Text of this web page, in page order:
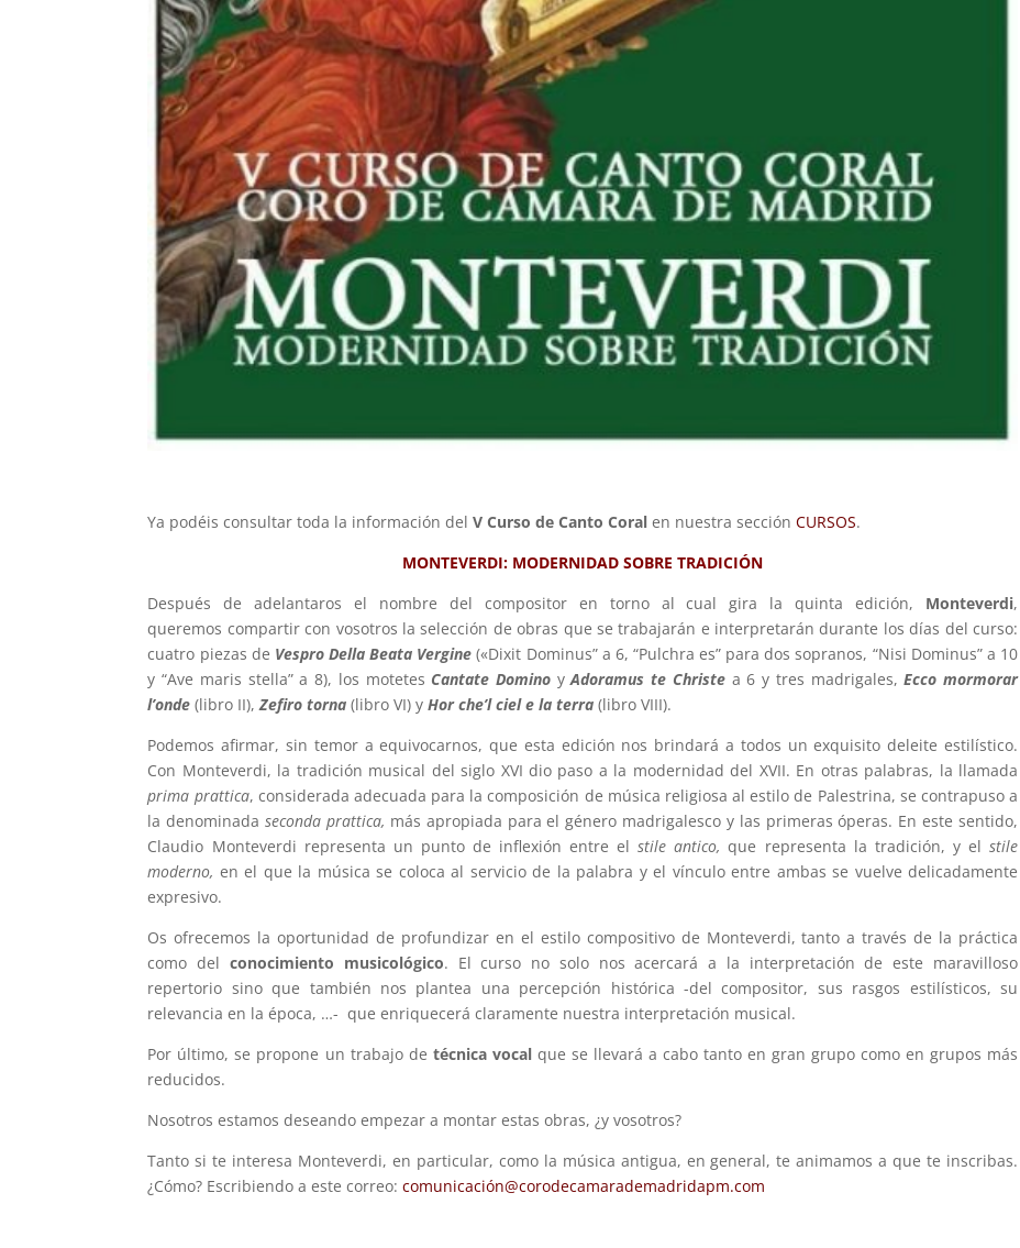
Ya podéis consultar toda la información delV Curso de Canto Coral en nuestra secciónCURSOS.
MONTEVERDI: MODERNIDAD SOBRE TRADICIÓN
Después de adelantaros el nombre del compositor en torno al cual gira la quinta edición, Monteverdi,
queremos compartir con vosotros la selección de obras que se trabajarán e interpretarán durante los días del curso:
cuatro piezas de Vespro Della Beata Vergine(«Dixit Dominus” a 6, “Pulchra es” para dos sopranos, “Nisi Dominus” a 10
y “Ave maris stella” a 8), los motetes Cantate Domino yAdoramus te Christea 6 y tres madrigales,Ecco mormorar
l’onde(libro II), Zefiro torna (libro VI) yHor che’l ciel e la terra(libro VIII).
Podemos afirmar, sin temor a equivocarnos, que esta edición nos brindará a todos un exquisito deleite estilístico.
Con Monteverdi, la tradición musical del siglo XVI dio paso a la modernidad del XVII. En otras palabras, la llamada
prima prattica, considerada adecuada para la composición de música religiosa al estilo de Palestrina, se contrapuso a
la denominadaseconda prattica, más apropiada para el género madrigalesco y las primeras óperas. En este sentido,
Claudio Monteverdi representa un punto de inflexión entre elstile antico,que representa la tradición, y elstile
moderno, en el que la música se coloca al servicio de la palabra y el vínculo entre ambas se vuelve delicadamente
expresivo.
Os ofrecemos la oportunidad de profundizar en el estilo compositivo de Monteverdi, tanto a través de la práctica
como del conocimiento musicológico. El curso no solo nos acercará a la interpretación de este maravilloso
repertorio sino que también nos plantea una percepción histórica -del compositor, sus rasgos estilísticos, su
relevancia en la época, …- que enriquecerá claramente nuestra interpretación musical.
Por último, se propone un trabajo de técnica vocalque se llevará a cabo tanto en gran grupo como en grupos más
reducidos.
Nosotros estamos deseando empezar a montar estas obras, ¿y vosotros?
Tanto si te interesa Monteverdi, en particular, como la música antigua, en general, te animamos a que te inscribas.
¿Cómo? Escribiendo a este correo:comunicación@corodecamarademadridapm.com